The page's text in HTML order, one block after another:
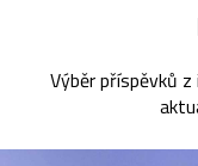
Výběr příspěvků